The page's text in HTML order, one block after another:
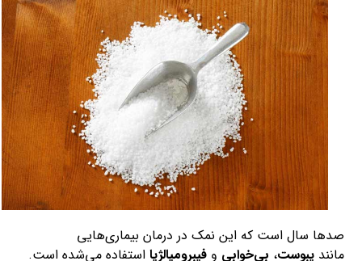
صدها سال است که این نمک در درمان بیماری‌هایی
مانندیبوست، بی‌خوابی وفیبرومیالژیا استفاده می‌شده است.